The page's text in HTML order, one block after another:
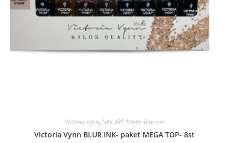
Victoria Vynn, NAILART, Water Blur ink
Victoria Vynn BLUR INK- paket MEGA TOP- 8st